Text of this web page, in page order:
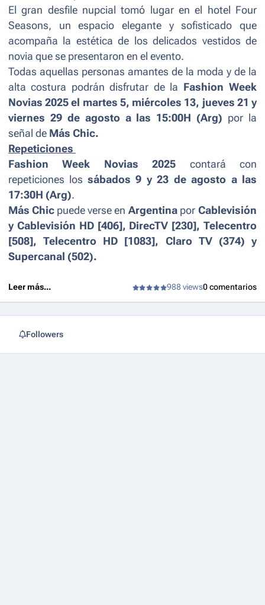
El gran desfile nupcial tomó lugar en el hotel Four
Seasons, un espacio elegante y sofisticado que
acompaña la estética de los delicados vestidos de
novia que se presentaron en el evento.
Todas aquellas personas amantes de la moda y de la
alta costura podrán disfrutar de la Fashion Week
Novias 2025 el martes 5, miércoles 13, jueves 21 y
viernes 29 de agosto a las 15:00H (Arg) por la
señal de Más Chic.
Repeticiones
Fashion Week Novias 2025 contará con
repeticiones los sábados 9 y 23 de agosto a las
17:30H (Arg).
Más Chic puede verse en Argentina por Cablevisión
y Cablevisión HD [406], DirecTV [230], Telecentro
[508], Telecentro HD [1083], Claro TV (374) y
Supercanal (502).
Leer más... 988 views0 comentarios
Followers